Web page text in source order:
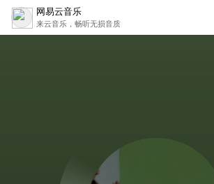
网易云音乐
来云音乐，畅听无损音质